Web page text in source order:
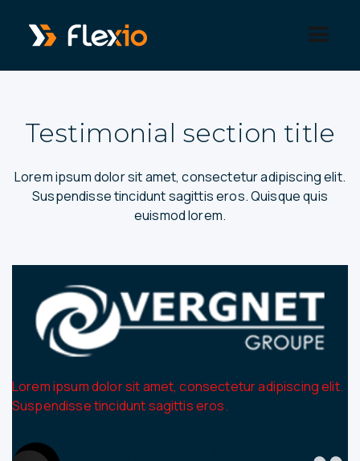
Testimonial section title
Lorem ipsum dolor sit amet, consectetur adipiscing elit.
Suspendisse tincidunt sagittis eros. Quisque quis
euismod lorem.
Lorem ipsum dolor sit amet, consectetur adipiscing elit.
Suspendisse tincidunt sagittis eros.